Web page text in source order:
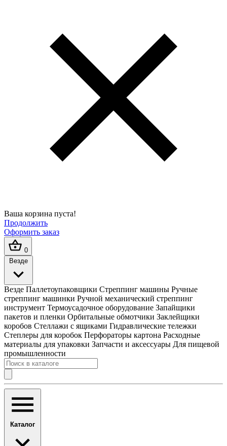
Ваша корзина пуста!
Продолжить
Оформить заказ
0
Везде
Везде Паллетоупаковщики Стреппинг машины Ручные
стреппинг машинки Ручной механический стреппинг
инструмент Термоусадочное оборудование Запайщики
пакетов и пленки Орбитальные обмотчики Заклейщики
коробов Стеллажи с ящиками Гидравлические тележки
Степлеры для коробок Перфораторы картона Расходные
материалы для упаковки Запчасти и аксессуары Для пищевой
промышленности
Каталог